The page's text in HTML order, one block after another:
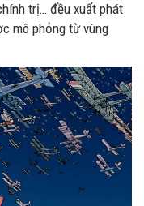
trị… đều xuất phát
mô phỏng từ vùng